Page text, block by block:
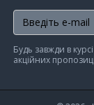
Будь завжди в
акційних